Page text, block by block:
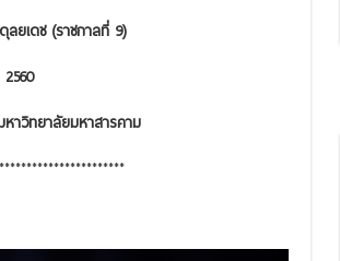
ยเดช (ราชกาลที่ 9)
าวิทยาลัยมหาสารคาม